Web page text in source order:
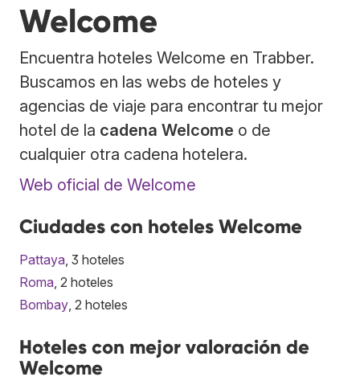
Welcome
Encuentra hoteles Welcome en Trabber.
Buscamos en las webs de hoteles y
agencias de viaje para encontrar tu mejor
hotel de la cadena Welcome o de
cualquier otra cadena hotelera.
Web oficial de Welcome
Ciudades con hoteles Welcome
Pattaya , 3 hoteles
Roma , 2 hoteles
Bombay , 2 hoteles
Hoteles con mejor valoración de
Welcome